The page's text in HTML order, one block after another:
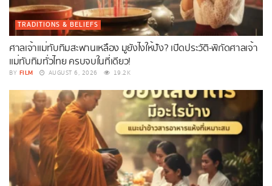
TRADITIONS & BELIEFS
ศาลเจ้าแม่ทับทิมสะพานเหลือง มูยังไงให้ปัง? เปิดประวัติ-พิกัดศาลเจ้า
แม่ทับทิมทั่วไทย ครบจบในที่เดียว!
BY FILM AUGUST 6, 2026 19.2K